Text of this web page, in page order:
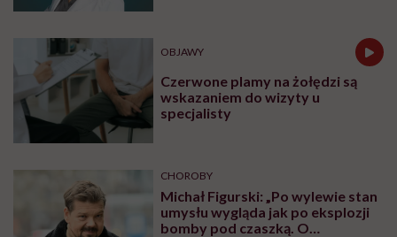
OBJAWY
Czerwone plamy na żołędzi są
wskazaniem do wizyty u
specjalisty
CHOROBY
Michał Figurski: „Po wylewie stan
umysłu wygląda jak po eksplozji
bomby pod czaszką. O